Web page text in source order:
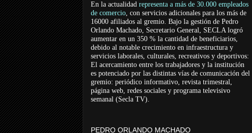
En la actualidad representa a más de 30.000 empleados
de comercio, con servicios adicionales para los más de
16000 afiliados al gremio. Bajo la gestión de Pedro
Orlando Machado, Secretario General, SECLA logró
aumentar en un 350 % la cantidad de beneficiarios,
debido al notable crecimiento en infraestructura y
servicios laborales, culturales, recreativos y deportivos:
El acercamiento entre los trabajadores y la institución
es potenciado por las distintas vías de comunicación del
gremio: periódico informativo, revista trimestral,
página web, redes sociales y programa televisivo
semanal (Secla TV).
PEDRO ORLANDO MACHADO